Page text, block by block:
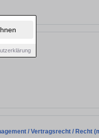
/ Vertragsrecht / Recht